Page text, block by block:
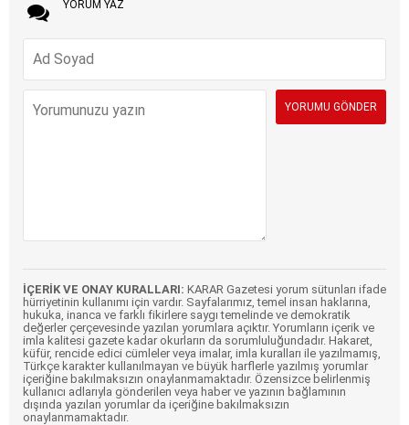
YORUM YAZ
İÇERİK VE ONAY KURALLARI: KARAR Gazetesi yorum sütunları ifade
hürriyetinin kullanımı için vardır. Sayfalarımız, temel insan haklarına,
hukuka, inanca ve farklı fikirlere saygı temelinde ve demokratik
değerler çerçevesinde yazılan yorumlara açıktır. Yorumların içerik ve
imla kalitesi gazete kadar okurların da sorumluluğundadır. Hakaret,
küfür, rencide edici cümleler veya imalar, imla kuralları ile yazılmamış,
Türkçe karakter kullanılmayan ve büyük harflerle yazılmış yorumlar
içeriğine bakılmaksızın onaylanmamaktadır. Özensizce belirlenmiş
kullanıcı adlarıyla gönderilen veya haber ve yazının bağlamının
dışında yazılan yorumlar da içeriğine bakılmaksızın
onaylanmamaktadır.